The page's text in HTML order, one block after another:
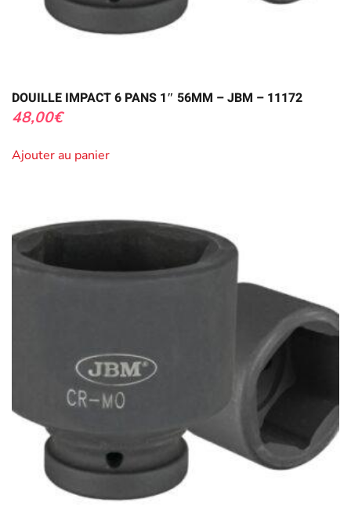
DOUILLE IMPACT 6 PANS 1″ 56MM – JBM – 11172
48,00€
Ajouter au panier